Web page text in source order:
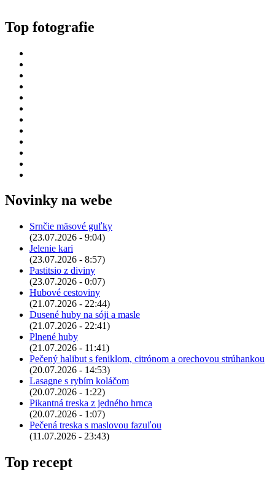
Top fotografie
Novinky na webe
Srnčie mäsové guľky
(23.07.2026 - 9:04)
Jelenie kari
(23.07.2026 - 8:57)
Pastitsio z diviny
(23.07.2026 - 0:07)
Hubové cestoviny
(21.07.2026 - 22:44)
Dusené huby na sóji a masle
(21.07.2026 - 22:41)
Plnené huby
(21.07.2026 - 11:41)
Pečený halibut s feniklom, citrónom a orechovou strúhankou
(20.07.2026 - 14:53)
Lasagne s rybím koláčom
(20.07.2026 - 1:22)
Pikantná treska z jedného hrnca
(20.07.2026 - 1:07)
Pečená treska s maslovou fazuľou
(11.07.2026 - 23:43)
Top recept